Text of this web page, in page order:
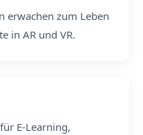
erwachen zum Leben
in AR und VR.
E-Learning,